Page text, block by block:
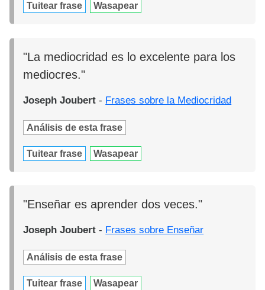
Tuitear frase Wasapear
"La mediocridad es lo excelente para los
mediocres."
Joseph Joubert - Frases sobre la Mediocridad
Análisis de esta frase
Tuitear frase Wasapear
"Enseñar es aprender dos veces."
Joseph Joubert - Frases sobre Enseñar
Análisis de esta frase
Tuitear frase Wasapear